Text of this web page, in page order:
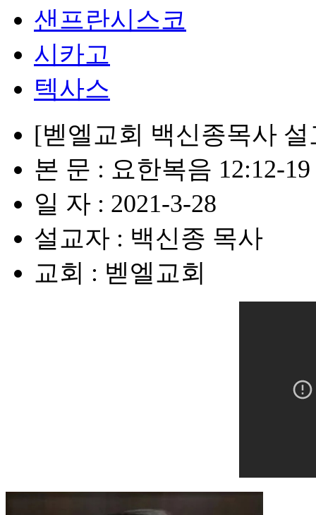
샌프란시스코
시카고
텍사스
[벧엘교회 백신종목사
본 문 : 요한복음 12:12​-19
일 자 : 2021-3-28
설교자 : 백신종 목사
교회 : 벧엘교회